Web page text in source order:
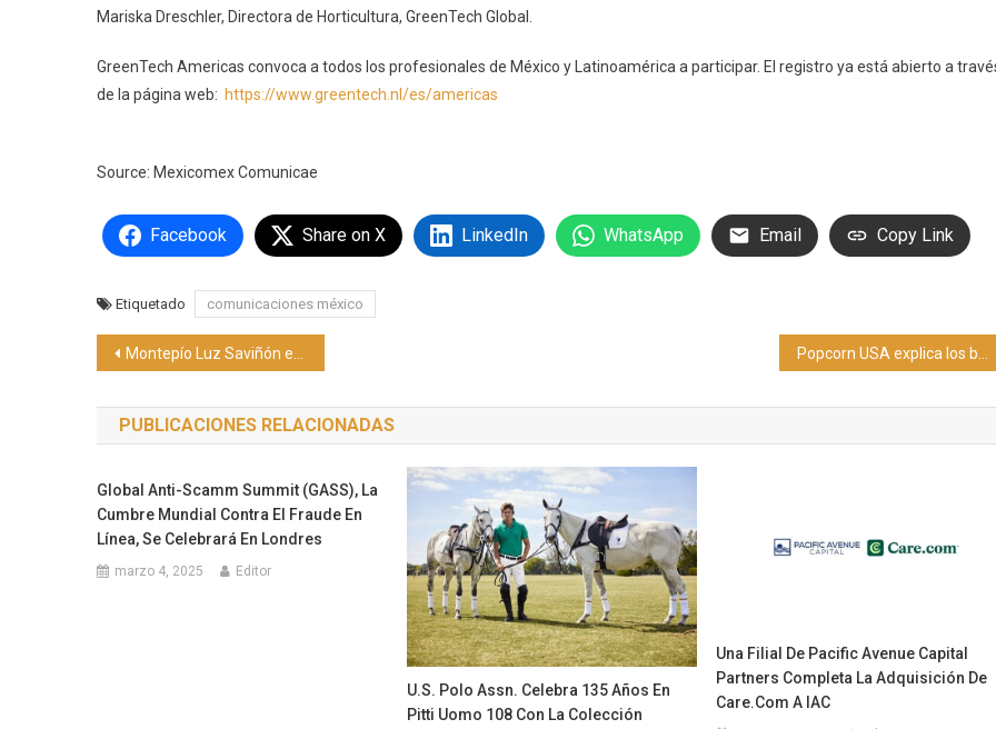
Mariska Dreschler, Directora de Horticultura, GreenTech Global.
GreenTech Americas convoca a todos los profesionales de México y Latinoamérica a participar. El registro ya está abierto a
de la página web: https://www.greentech.nl/es/americas
Source: Mexicomex Comunicae
Facebook Share on X LinkedIn WhatsApp Email Copy Link
Etiquetado comunicaciones méxico
Navegación
de
entradas
Montepío Luz Saviñón explica cómo usar el empeño para superar la cuesta de enero
PUBLICACIONES RELACIONADAS
Global Anti-Scamm Summit (GASS), La
Cumbre Mundial Contra El Fraude En
Línea, Se Celebrará En Londres
marzo 4, 2025 Editor
U.S. Polo Assn. Celebra 135 Años En
Pitti Uomo 108 Con La Colección
Una Filial De Pacific Avenue Capital
Partners Completa La Adquisición De
Care.com A IAC